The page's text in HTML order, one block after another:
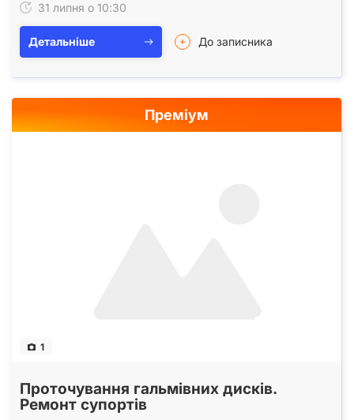
31 липня о 10:30
Детальніше До записника
1
Проточування гальмівних дисків.
Ремонт супортів
Преміум